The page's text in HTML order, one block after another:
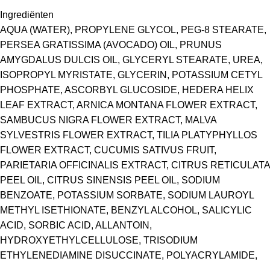
Ingrediënten
AQUA (WATER), PROPYLENE GLYCOL, PEG-8 STEARATE,
PERSEA GRATISSIMA (AVOCADO) OIL, PRUNUS
AMYGDALUS DULCIS OIL, GLYCERYL STEARATE, UREA,
ISOPROPYL MYRISTATE, GLYCERIN, POTASSIUM CETYL
PHOSPHATE, ASCORBYL GLUCOSIDE, HEDERA HELIX
LEAF EXTRACT, ARNICA MONTANA FLOWER EXTRACT,
SAMBUCUS NIGRA FLOWER EXTRACT, MALVA
SYLVESTRIS FLOWER EXTRACT, TILIA PLATYPHYLLOS
FLOWER EXTRACT, CUCUMIS SATIVUS FRUIT,
PARIETARIA OFFICINALIS EXTRACT, CITRUS RETICULATA
PEEL OIL, CITRUS SINENSIS PEEL OIL, SODIUM
BENZOATE, POTASSIUM SORBATE, SODIUM LAUROYL
METHYL ISETHIONATE, BENZYL ALCOHOL, SALICYLIC
ACID, SORBIC ACID, ALLANTOIN,
HYDROXYETHYLCELLULOSE, TRISODIUM
ETHYLENEDIAMINE DISUCCINATE, POLYACRYLAMIDE,